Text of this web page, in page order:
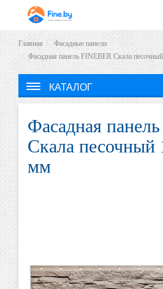
Главная
Фасадные панели
Фасадная панель FINEBER Скала
КАТАЛОГ
Фасадная
Скала песочный
мм